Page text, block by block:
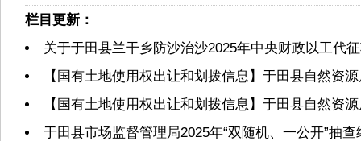
栏目更新：
关于于田县兰干乡防沙治沙2025年中央财政以工代
【国有土地使用权出让和划拨信息】于田县自然资
【国有土地使用权出让和划拨信息】于田县自然资
于田县市场监督管理局2025年“双随机、一公开”抽查